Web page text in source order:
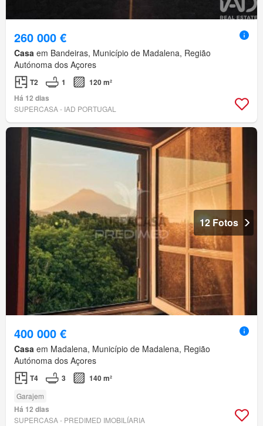
260 000 €
Casa em Bandeiras, Município de Madalena, Região
Autónoma dos Açores
T2 1
120 m²
Há 12 dias
SUPERCASA - IAD PORTUGAL
12 Fotos
400 000 €
Casa em Madalena, Município de Madalena, Região
Autónoma dos Açores
T4 3 140 m²
Garajem
Há 12 dias
SUPERCASA - PREDIMED IMOBILÍARIA